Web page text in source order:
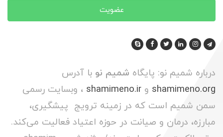
عضویت
درباره شمیم نو: پایگاه شمیم نو با آدرس
shamimeno.org و shamimeno.ir ، وبسایت رسمی
سمن شمیم است که در زمینه ترویج پیشگیری،
مبارزه، درمان و صیانت در حوزه اعتیاد فعالیت می‌کند.